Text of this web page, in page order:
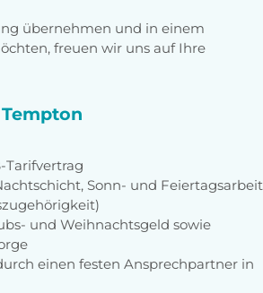
übernehmen und in einem
freuen wir uns auf Ihre
Tarifvertrag
Sonn- und Feiertagsarbeit
und Weihnachtsgeld sowie
einen festen Ansprechpartner in